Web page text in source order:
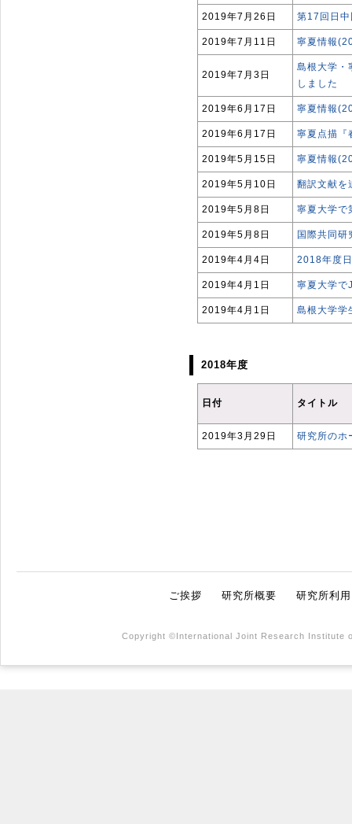
2019年7月26日 第17回日
2019年7月11日 寧夏情報
2019年7月3日
島根大学・
しました
2019年6月17日 寧夏情報
2019年6月17日 寧夏点描『
2019年5月15日 寧夏情報
2019年5月10日 翻訳文献を
2019年5月8日 寧夏大学で
2019年5月8日 国際共同
2019年4月4日 2018年度
2019年4月1日 寧夏大学で
2019年4月1日 島根大学学
2018年度
日付 タイトル
2019年3月29日 研究所のホ
ご挨拶 研究所概要 研究所利
Copyright ©International Joint Research Institute